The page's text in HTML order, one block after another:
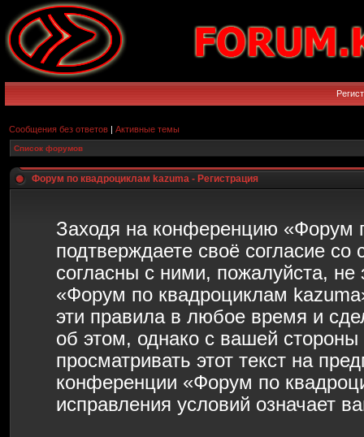
Сообщения без ответов | Активные темы
Список форумов
Форум по квадроциклам kazuma - Регистрация
Заходя на конференцию «Форум
подтверждаете своё согласие
согласны с ними, пожалуйста,
«Форум по квадроциклам
эти правила в любое время и
об этом, однако с вашей
просматривать этот текст на
конференции «Форум по
исправления условий означает